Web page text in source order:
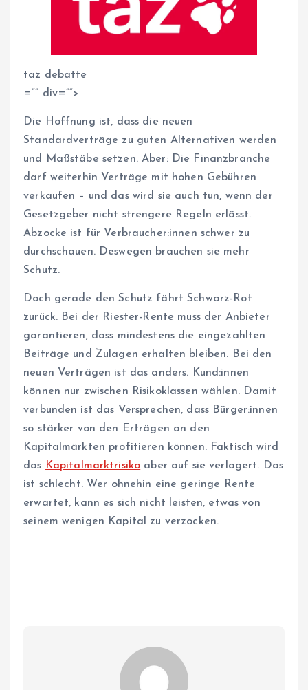
taz debatte
=”” div=””>
Die Hoffnung ist, dass die neuen
Standardverträge zu guten Alternativen werden
und Maßstäbe setzen. Aber: Die Finanzbranche
darf weiterhin Verträge mit hohen Gebühren
verkaufen – und das wird sie auch tun, wenn der
Gesetzgeber nicht strengere Regeln erlässt.
Abzocke ist für Ver­brau­che­r:in­nen schwer zu
durchschauen. Deswegen brauchen sie mehr
Schutz.
Doch gerade den Schutz fährt Schwarz-Rot
zurück. Bei der Riester-Rente muss der Anbieter
garantieren, dass mindestens die eingezahlten
Beiträge und Zulagen erhalten bleiben. Bei den
neuen Verträgen ist das anders. Kun­d:in­nen
können nur zwischen Risikoklassen wählen. Damit
verbunden ist das Versprechen, dass Bür­ge­r:in­nen
so stärker von den Erträgen an den
Kapitalmärkten profitieren können. Faktisch wird
das Kapitalmarktrisiko aber auf sie verlagert. Das
ist schlecht. Wer ohnehin eine geringe Rente
erwartet, kann es sich nicht leisten, etwas von
seinem wenigen Kapital zu verzocken.